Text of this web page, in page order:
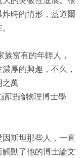
時的情形，藍道爾
富有的年輕人，
厚的興趣，不久，
之萬
讀理論物理博士學
斯坦那些人，一直
動了他的博士論文